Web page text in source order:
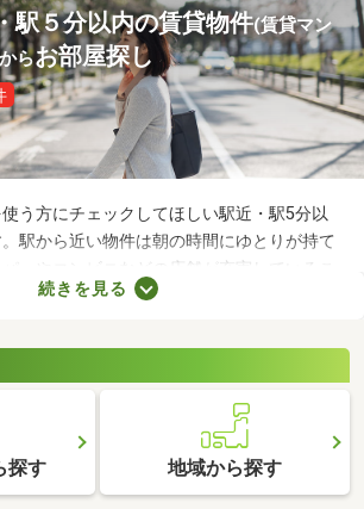
駅５分以内の賃貸物件(賃貸マン
からお部屋探し
う方にチェックしてほしい駅近・駅5分以
駅から近い物件は朝の時間にゆとりが持て
ーやコンビニなどの店舗が充実しているこ
いので、間取りや家賃などから自由に選べ
続きを見る
探す 地域から探す